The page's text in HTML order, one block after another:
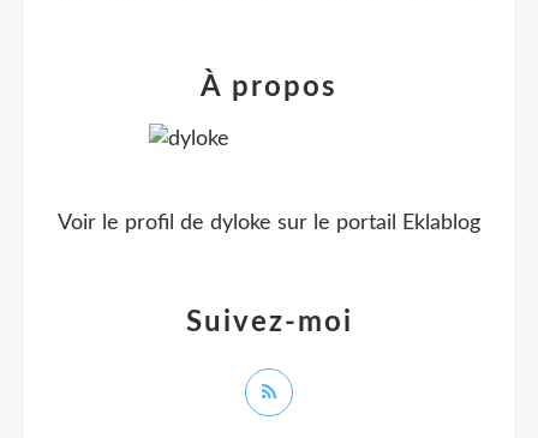
Suivez-moi
À propos
Voir le profil de dyloke sur le portail Eklablog